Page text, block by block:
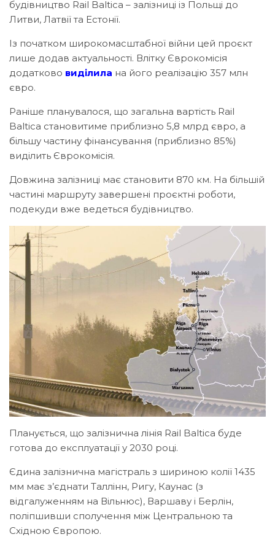
будівництво Rail Baltica – залізниці із Польщі до
Литви, Латвії та Естонії.
Із початком широкомасштабної війни цей проєкт
лише додав актуальності. Влітку Єврокомісія
додатково виділила на його реалізацію 357 млн
євро.
Раніше планувалося, що загальна вартість Rail
Baltica становитиме приблизно 5,8 млрд євро, а
більшу частину фінансування (приблизно 85%)
виділить Єврокомісія.
Довжина залізниці має становити 870 км. На більшій
частині маршруту завершені проєктні роботи,
подекуди вже ведеться будівництво.
Планується, що залізнична лінія Rail Baltica буде
готова до експлуатації у 2030 році.
Єдина залізнична магістраль з шириною колії 1435
мм має з’єднати Таллінн, Ригу, Каунас (з
відгалуженням на Вільнюс), Варшаву і Берлін,
поліпшивши сполучення між Центральною та
Східною Європою.